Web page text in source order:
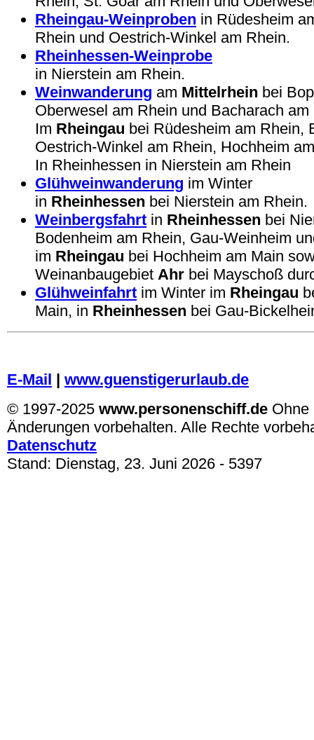
Rheingau-Weinproben in Rüdesheim
Rhein und Oestrich-Winkel am Rhein.
Rheinhessen-Weinprobe
in Nierstein am Rhein.
Weinwanderung am Mittelrhein bei
Oberwesel am Rhein und Bacharach am
Im Rheingau bei Rüdesheim am Rhein,
Oestrich-Winkel am Rhein, Hochheim
In Rheinhessen in Nierstein am Rhein
Glühweinwanderung im Winter
in Rheinhessen bei Nierstein am Rhein.
Weinbergsfahrt in Rheinhessen bei
Bodenheim am Rhein, Gau-Weinheim
im Rheingau bei Hochheim am Main
Weinanbaugebiet Ahr bei Mayschoß
Glühweinfahrt im Winter im Rheingau
Main, in Rheinhessen bei Gau-
E-Mail | www.guenstigerurlaub.de
© 1997-2025 www.personenschiff.de Ohne
Änderungen vorbehalten. Alle Rechte
Datenschutz
Stand: Dienstag, 23. Juni 2026 - 5397